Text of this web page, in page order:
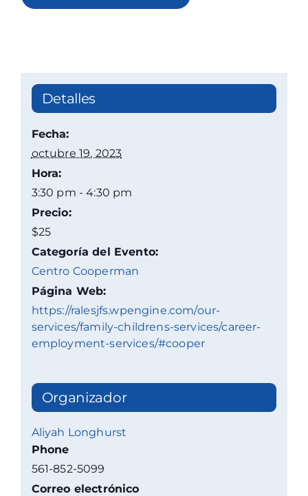
Detalles
Fecha:
octubre 19, 2023
Hora:
3:30 pm - 4:30 pm
Precio:
$25
Categoría del Evento:
Centro Cooperman
Página Web:
https://ralesjfs.wpengine.com/our-
services/family-childrens-services/career-
employment-services/#cooper
Organizador
Aliyah Longhurst
Phone
561-852-5099
Correo electrónico